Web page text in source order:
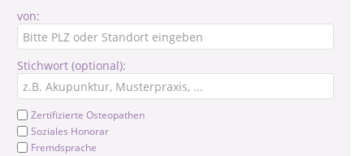
von:
Stichwort (optional):
Zertifizierte Osteopathen
Soziales Honorar
Fremdsprache